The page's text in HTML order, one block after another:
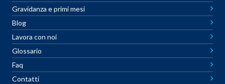
Gravidanza e primi mesi
Blog
Lavora con noi
Glossario
Faq
Contatti